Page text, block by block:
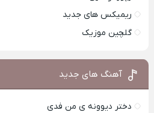
ریمیکس های جدید
گلچین موزیک
آهنگ های جدید
دختر دیوونه ی من فدی